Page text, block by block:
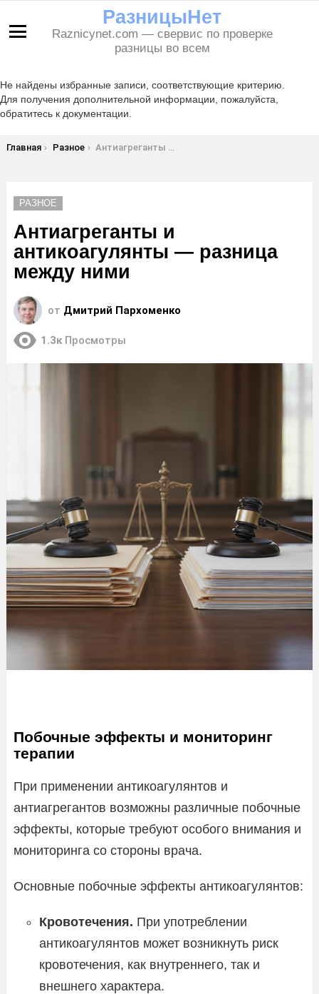
РазницыНет
Raznicynet.com — свервис по проверке
разницы во всем
Не найдены избранные записи, соответствующие критерию.
Для получения дополнительной информации, пожалуйста,
обратитесь к документации.
Вы здесь:
Главная Разное Антиагреганты и антикоагулянты — разница между ними
РАЗНОЕ
Антиагреганты и
антикоагулянты — разница
между ними
от Дмитрий Пархоменко
1.3к Просмотры
Побочные эффекты и мониторинг
терапии
При применении антикоагулянтов и
антиагрегантов возможны различные побочные
эффекты, которые требуют особого внимания и
мониторинга со стороны врача.
Основные побочные эффекты антикоагулянтов:
Кровотечения. При употреблении
антикоагулянтов может возникнуть риск
кровотечения, как внутреннего, так и
внешнего характера.